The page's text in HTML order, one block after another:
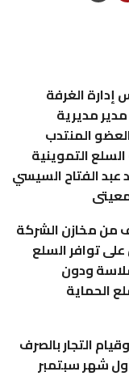
الغرفة
مديرية
المنتدب
التموينية
عبد الفتاح السيسي
من مخازن الشركة
توافر السلع
ودون
الحماية
التجار بالصرف
شهر سبتمبر